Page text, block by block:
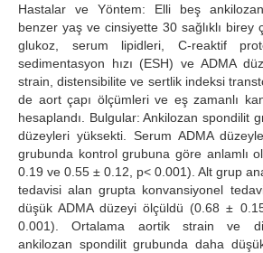
Hastalar ve Yöntem: Elli beş
benzer yaş ve cinsiyette 30 sağlıklı birey
glukoz, serum lipidleri, C-reaktif
sedimentasyon hızı (ESH) ve ADMA
strain, distensibilite ve sertlik indeksi
de aort çapı ölçümleri ve eş zamanlı
hesaplandı. Bulgular: Ankilozan spondilit
düzeyleri yüksekti. Serum ADMA
grubunda kontrol grubuna göre anlamlı
0.19 ve 0.55 ± 0.12, p< 0.001). Alt grup
tedavisi alan grupta konvansiyonel
düşük ADMA düzeyi ölçüldü (0.68 ±
0.001). Ortalama aortik strain ve
ankilozan spondilit grubunda daha